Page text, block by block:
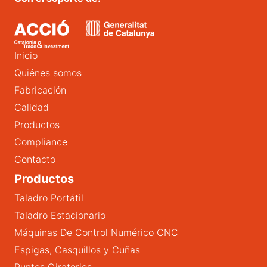
Inicio
Quiénes somos
Fabricación
Calidad
Productos
Compliance
Contacto
Productos
Taladro Portátil
Taladro Estacionario
Máquinas De Control Numérico CNC
Espigas, Casquillos y Cuñas